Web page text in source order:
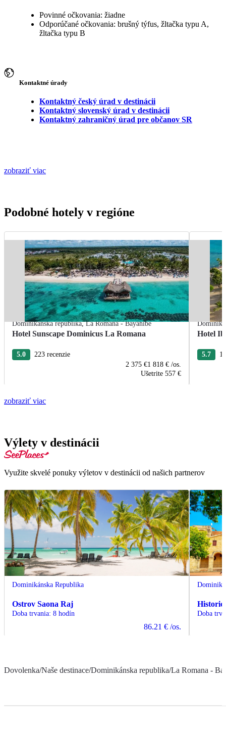
Povinné očkovania: žiadne
Odporúčané očkovania: brušný týfus, žltačka typu A,
žltačka typu B
Kontaktné úrady
Kontaktný český úrad v destinácii
Kontaktný slovenský úrad v destinácii
Kontaktný zahraničný úrad pre občanov SR
zobraziť viac
Podobné hotely v regióne
Dominikánska republika,La Romana - Bayahibe
Hotel Sunscape Dominicus La Romana
5.0
223 recenzie
2 375 €1 818 € /os.
Ušetrite 557 €
Hotel
5.7
zobraziť viac
Výlety v destinácii
Využite skvelé ponuky výletov v destinácii od našich partnerov
Dominikánska Republika
Ostrov Saona Raj
Doba trvania: 8 hodín
86.21 € /os.
Doba
Dovolenka/Naše destinace/Dominikánska republika/La Romana -